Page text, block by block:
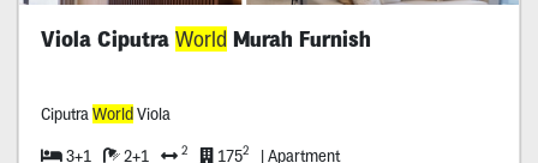
Viola Ciputra World Murah Furnish
Ciputra World Viola
3+1 2+1 2 1752 | Apartment